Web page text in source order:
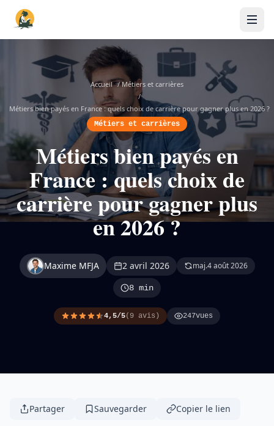
Accueil / Métiers et carrières
/
Métiers bien payés en France : quels choix de carrière pour gagner plus en 2026 ?
Métiers et carrières
Métiers bien payés en
France : quels choix de
carrière pour gagner plus
en 2026 ?
Maxime MFJA 2 avril 2026 maj.4 août 2026
8 min
4,5/5(9 avis) 247vues
Partager Sauvegarder Copier le lien